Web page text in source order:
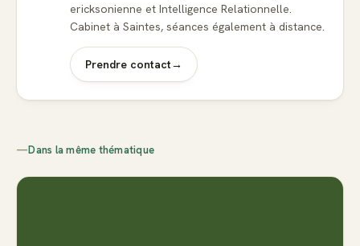
ericksonienne et Intelligence Relationnelle.
Cabinet à Saintes, séances également à distance.
Prendre contact→
—Dans la même thématique